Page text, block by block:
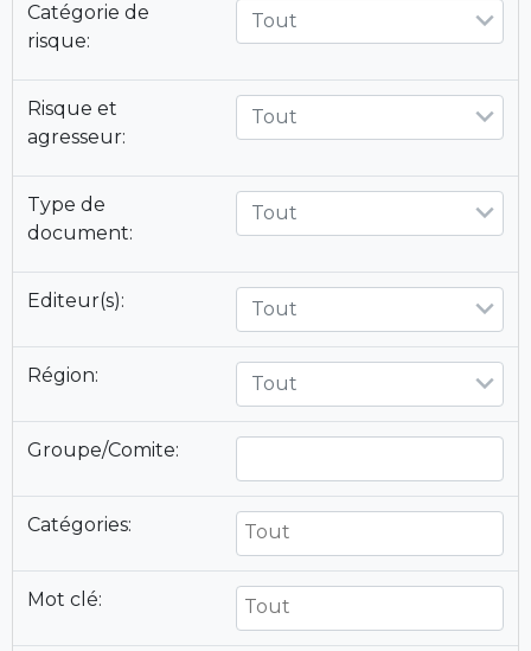
Catégorie de
risque:
Tout
Risque et
agresseur:
Tout
Type de
document:
Tout
Editeur(s): Tout
Région: Tout
Groupe/Comite:
Catégories:
Mot clé: